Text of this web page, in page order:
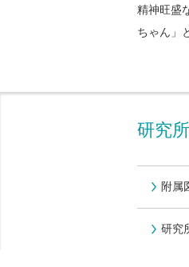
精神旺盛
ちゃん」
研究
附属
研究